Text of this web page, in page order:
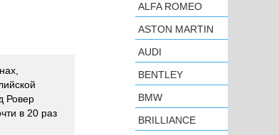
Ровер
в 20 раз
ALFA ROMEO
ASTON MARTIN
AUDI
BENTLEY
BMW
BRILLIANCE